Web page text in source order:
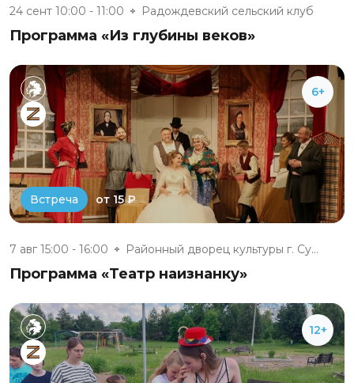
24 сент 10:00 - 11:00 Радождевский сельский клуб
Программа «Из глубины веков»
6+
Встреча от 15 ₽
7 авг 15:00 - 16:00 Районный дворец культуры г. Су...
Программа «Театр наизнанку»
12+